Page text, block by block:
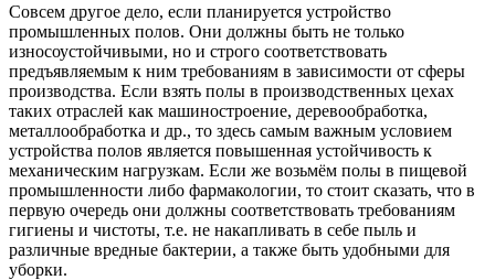
Совсем другое дело, если планируется устройство
промышленных полов. Они должны быть не только
износоустойчивыми, но и строго соответствовать
предъявляемым к ним требованиям в зависимости от сферы
производства. Если взять полы в производственных цехах
таких отраслей как машиностроение, деревообработка,
металлообработка и др., то здесь самым важным условием
устройства полов является повышенная устойчивость к
механическим нагрузкам. Если же возьмём полы в пищевой
промышленности либо фармакологии, то стоит сказать, что в
первую очередь они должны соответствовать требованиям
гигиены и чистоты, т.е. не накапливать в себе пыль и
различные вредные бактерии, а также быть удобными для
уборки.